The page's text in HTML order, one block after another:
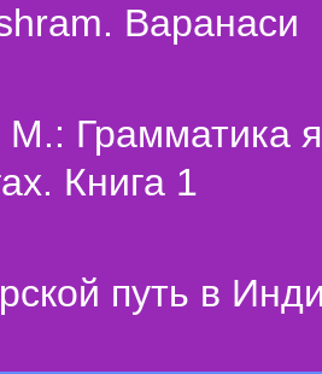
Варанаси
Грамматика
Книга 1
путь в